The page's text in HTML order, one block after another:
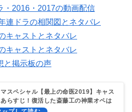
・2016・2017の動画配信
連ドラの相関図とネタバレ
キャストとネタバレ
キャストとネタバレ
と掲示板の声
マスペシャル【最上の命医2019】キャス
あらすじ！復活した斎藤工の神業オペは
聞